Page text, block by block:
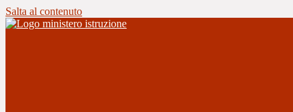
Salta al contenuto